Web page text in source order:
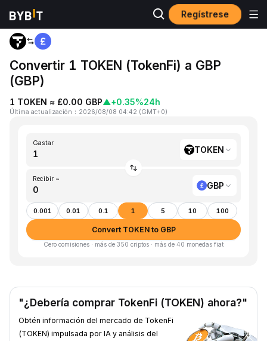
Regístrese
Inicio TOKEN to GBP
Convertir 1 TOKEN (TokenFi) a GBP
(GBP)
1 TOKEN ≈ £0.00 GBP▲+0.35%24h
Última actualización ： 2026/08/08 04:42 (GMT+0)
Gastar
TOKEN
Recibir ~
GBP
0.001 0.01 0.1 1 5 10 100
Convert TOKEN to GBP
Cero comisiones · más de 350 criptos · más de 40 monedas fiat
"¿Debería comprar TokenFi (TOKEN) ahora?"
Obtén información del mercado de TokenFi
(TOKEN) impulsada por IA y análisis del